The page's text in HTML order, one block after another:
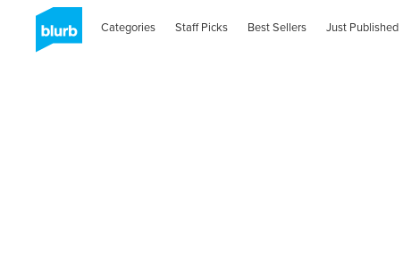
Categories Staff Picks Best Sellers Just Published